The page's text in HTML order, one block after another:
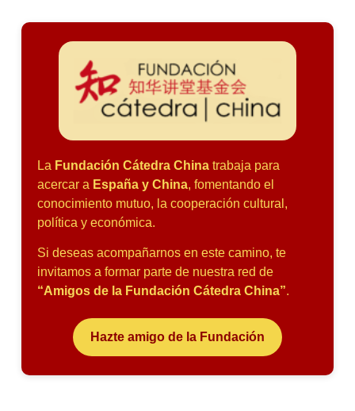
La Fundación Cátedra China trabaja para
acercar a España y China, fomentando el
conocimiento mutuo, la cooperación cultural,
política y económica.
Si deseas acompañarnos en este camino, te
invitamos a formar parte de nuestra red de
“Amigos de la Fundación Cátedra China”.
Hazte amigo de la Fundación